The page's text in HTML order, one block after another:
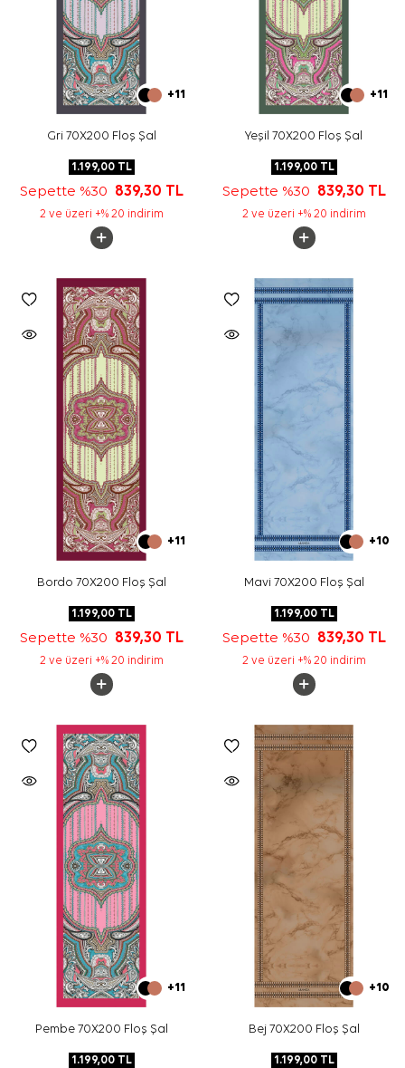
+11
Gri 70X200 Floş Şal
1.199,00TL
Sepette %30 839,30 TL
2 ve üzeri +% 20 indirim
+11
Yeşil 70X200 Floş Şal
1.199,00TL
Sepette %30 839,30 TL
2 ve üzeri +% 20 indirim
+11
Bordo 70X200 Floş Şal
1.199,00TL
Sepette %30 839,30 TL
2 ve üzeri +% 20 indirim
+10
Mavi 70X200 Floş Şal
1.199,00TL
Sepette %30 839,30 TL
2 ve üzeri +% 20 indirim
+11
Pembe 70X200 Floş Şal
1.199,00TL
+10
Bej 70X200 Floş Şal
1.199,00TL